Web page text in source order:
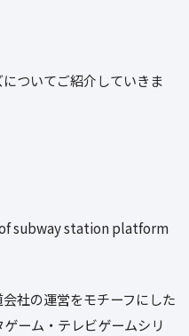
ついてご紹介していきま
社の運営をモチーフにした
ーム・テレビゲームシリ